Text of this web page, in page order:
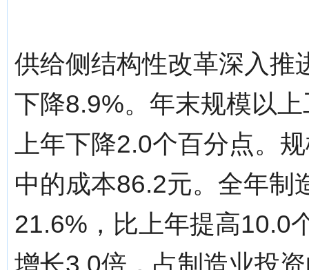
供给侧结构性改革深入推
下降8.9%。年末规模以
上年下降2.0个百分点。
中的成本86.2元。全年制
21.6%，比上年提高10.0
增长3.0倍，占制造业投